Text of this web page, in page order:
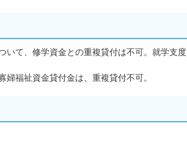
いて、修学資金との重複貸付は不可。就学支度
福祉資金貸付金は、重複貸付不可。